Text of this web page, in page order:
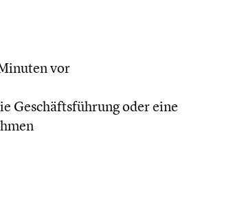
vor
Geschäftsführung oder eine